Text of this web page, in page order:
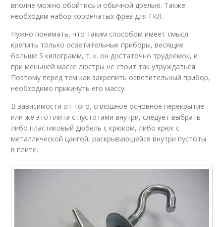
вполне можно обойтись и обычной дрелью. Также
необходим набор корончатых фрез для ГКЛ.
Нужно понимать, что таким способом имеет смысл
крепить только осветительные приборы, весящие
больше 5 килограмм, т. к. он достаточно трудоемок, и
при меньшей массе люстры не стоит так утруждаться.
Поэтому перед тем как закрепить осветительный прибор,
необходимо прикинуть его массу.
В зависимости от того, сплошное основное перекрытие
или же это плита с пустотами внутри, следует выбрать
либо пластиковый дюбель с крюком, либо крюк с
металлической цангой, раскрывающейся внутри пустоты
в плите.